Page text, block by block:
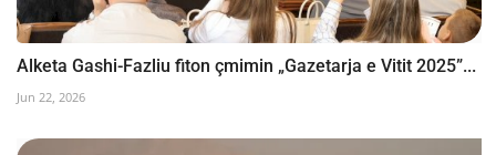
Alketa Gashi-Fazliu fiton çmimin „Gazetarja e Vitit 2025”...
Jun 22, 2026